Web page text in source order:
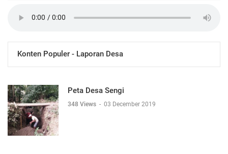
Konten Populer - Laporan Desa
Peta Desa Sengi
348 Views - 03 December 2019